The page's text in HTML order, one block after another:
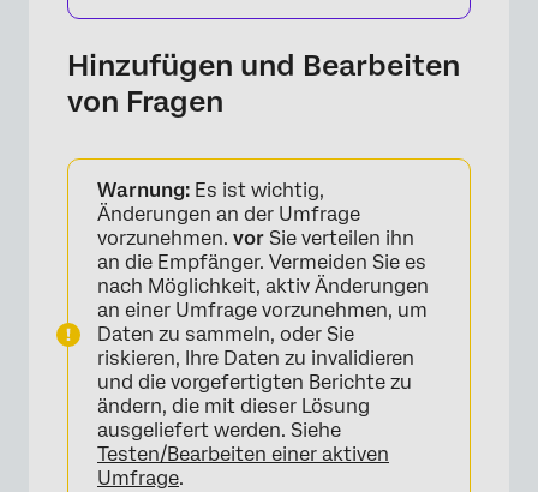
Hinzufügen und Bearbeiten
von Fragen
Warnung: Es ist wichtig,
Änderungen an der Umfrage
vorzunehmen. vor Sie verteilen ihn
an die Empfänger. Vermeiden Sie es
nach Möglichkeit, aktiv Änderungen
an einer Umfrage vorzunehmen, um
Daten zu sammeln, oder Sie
riskieren, Ihre Daten zu invalidieren
und die vorgefertigten Berichte zu
ändern, die mit dieser Lösung
ausgeliefert werden. Siehe
Testen/Bearbeiten einer aktiven
Umfrage.